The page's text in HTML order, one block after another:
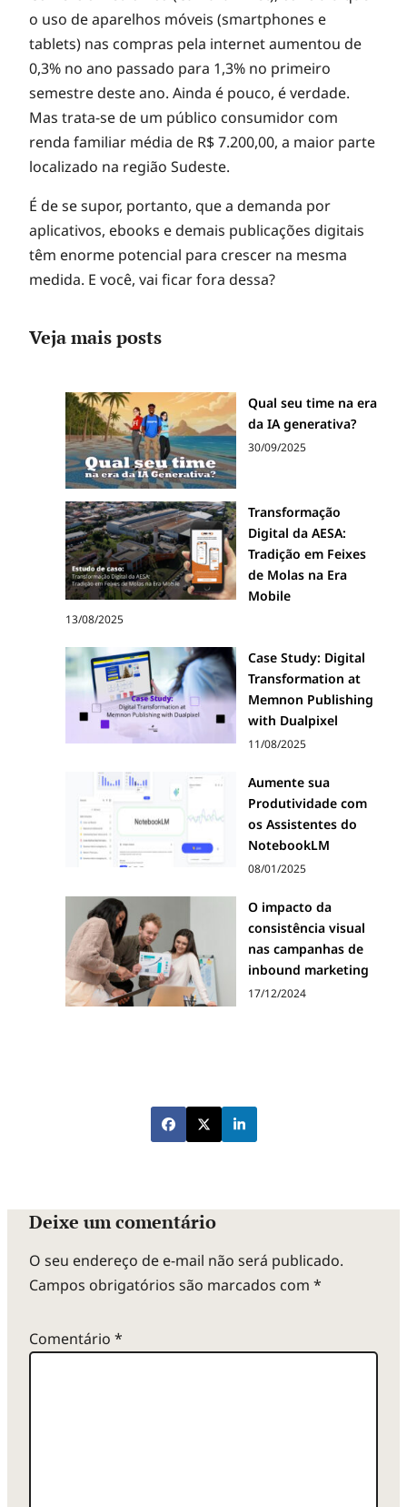
o uso de aparelhos móveis (smartphones e
tablets) nas compras pela internet aumentou de
0,3% no ano passado para 1,3% no primeiro
semestre deste ano. Ainda é pouco, é verdade.
Mas trata-se de um público consumidor com
renda familiar média de R$ 7.200,00, a maior parte
localizado na região Sudeste.
É de se supor, portanto, que a demanda por
aplicativos, ebooks e demais publicações digitais
têm enorme potencial para crescer na mesma
medida. E você, vai ficar fora dessa?
Veja mais posts
Qual seu time na era
da IA generativa?
30/09/2025
Transformação
Digital da AESA:
Tradição em Feixes
de Molas na Era
Mobile
13/08/2025
Case Study: Digital
Transformation at
Memnon Publishing
with Dualpixel
11/08/2025
Aumente sua
Produtividade com
os Assistentes do
NotebookLM
08/01/2025
O impacto da
consistência visual
nas campanhas de
inbound marketing
17/12/2024
Deixe um comentário
O seu endereço de e-mail não será publicado.
Campos obrigatórios são marcados com *
Comentário *